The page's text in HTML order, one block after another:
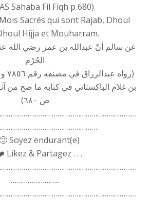
Sahaba Fil Fiqh p 680)
Sacrés qui sont Rajab, Dhoul
Hijja et Mouharram.
عن سالم أنّ عبدالله بن عمر رضي الله
الحُرُم
بن غلام الباكستاني في كتابه ما صح من
ص ٦٨٠)
Soyez endurant(e)
Likez & Partagez . . .
……………………..